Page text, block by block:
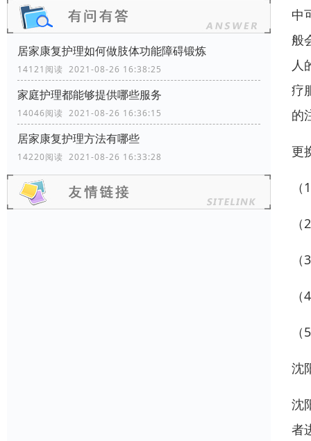
居家康复护理如何做肢体功能障碍锻炼
14121阅读 2021-08-26 16:38:25
家庭护理都能够提供哪些服务
14046阅读 2021-08-26 16:36:15
居家康复护理方法有哪些
14220阅读 2021-08-26 16:33:28
中
般
人
疗
的
更
沈
沈
者